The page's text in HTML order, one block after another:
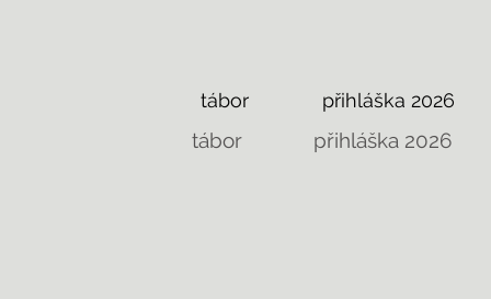
tábor přihláška 2026
tábor přihláška 2026